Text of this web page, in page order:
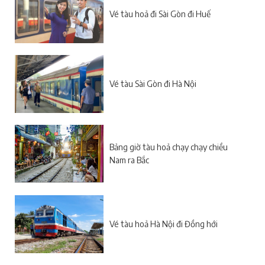
Vé tàu hoả đi Sài Gòn đi Huế
Vé tàu Sài Gòn đi Hà Nội
Bảng giờ tàu hoả chạy chạy chiều
Nam ra Bắc
Vé tàu hoả Hà Nội đi Đồng hới